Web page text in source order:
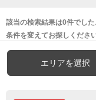
該当の検索結果は0件でした
条件を変えてお探しください
エリアを選択